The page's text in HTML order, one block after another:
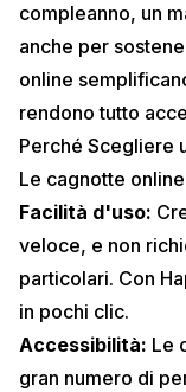
compleanno, un
anche per
online
rendono tutto
Perché Scegliere
Le cagnotte
Facilità d'uso:
veloce, e non
particolari. Con
in pochi clic.
Accessibilità: Le
gran numero di